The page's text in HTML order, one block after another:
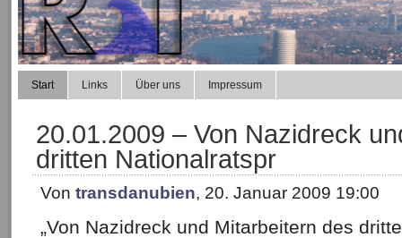
Start Links Über uns Impressum
20.01.2009 – Von Nazidreck
dritten Nationalratspr
Von transdanubien, 20. Januar 2009 19:00
„Von Nazidreck und Mitarbeitern des